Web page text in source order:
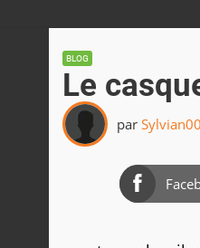
BLOG
Le
par